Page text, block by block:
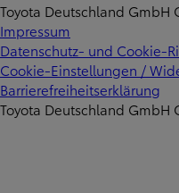
Toyota Deutschland GmbH
Impressum
Datenschutz- und Cookie-
Cookie-Einstellungen /
Barrierefreiheitserklärung
Toyota Deutschland GmbH